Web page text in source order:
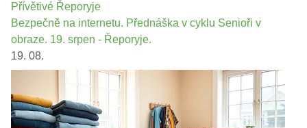
Přívětivé Řeporyje
Bezpečně na internetu. Přednáška v cyklu Senioři v
obraze. 19. srpen - Řeporyje.
19. 08.